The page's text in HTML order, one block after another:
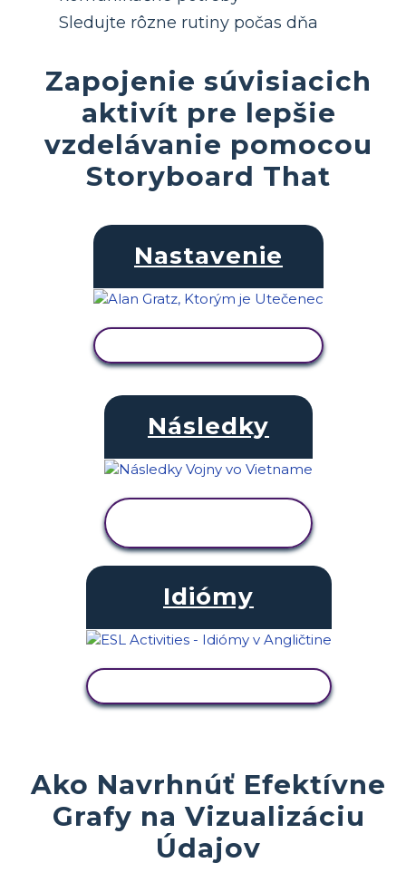
Sledujte rôzne rutiny počas dňa
Zapojenie súvisiacich
aktivít pre lepšie
vzdelávanie pomocou
Storyboard That
Nastavenie
Následky
Idiómy
Ako Navrhnúť Efektívne
Grafy na Vizualizáciu
Údajov